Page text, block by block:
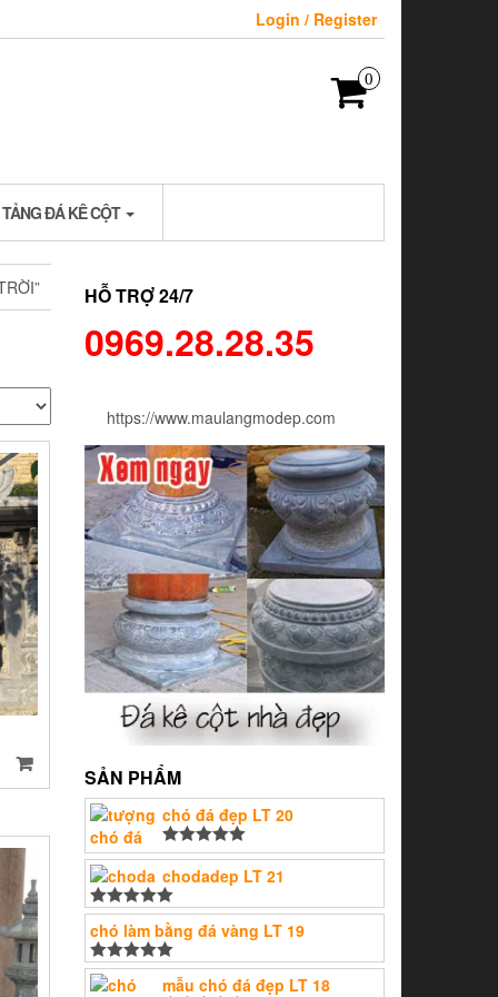
Login / Register
0
ĐÁ KÊ CỘT
HỖ TRỢ 24/7
0969.28.28.35
https://www.maulangmodep.com
SẢN PHẨM
chó đá đẹp LT 20
Được xếp
hạng5.005
sao
chodadep LT 21
Được xếp
hạng 5.00 5
sao
chó làm bằng đá vàng LT 19
Được xếp
hạng5.00
5mẫu chó đá đẹp LT 18